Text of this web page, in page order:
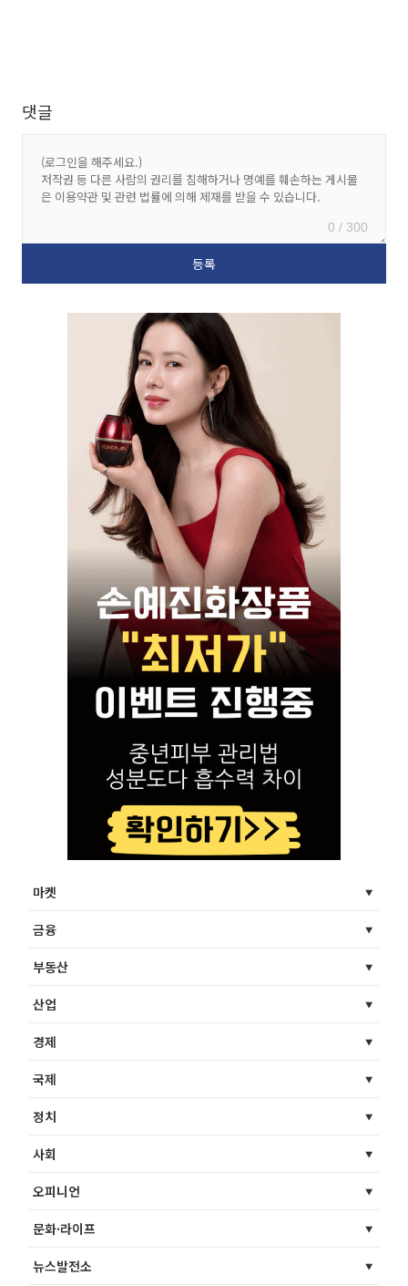
댓글
0 / 300
마켓
금융
부동산
산업
경제
국제
정치
사회
오피니언
문화·라이프
뉴스발전소